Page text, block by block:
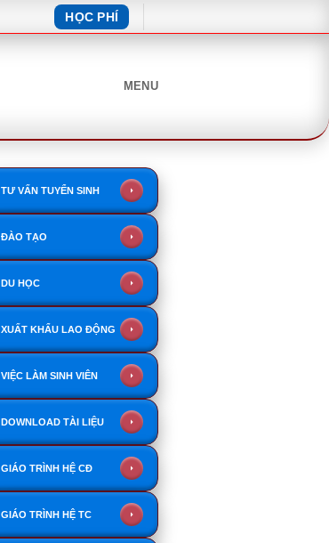
HỌC PHÍ
MENU
TƯ VẤN TUYỂN SINH
ĐÀO TẠO
DU HỌC
XUẤT KHẨU LAO ĐỘNG
VIỆC LÀM SINH VIÊN
DOWNLOAD TÀI LIỆU
GIÁO TRÌNH HỆ CĐ
GIÁO TRÌNH HỆ TC